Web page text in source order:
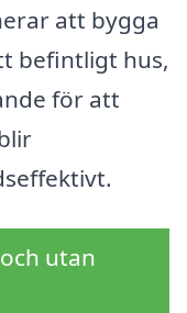
att bygga
befintligt hus,
för att
utan